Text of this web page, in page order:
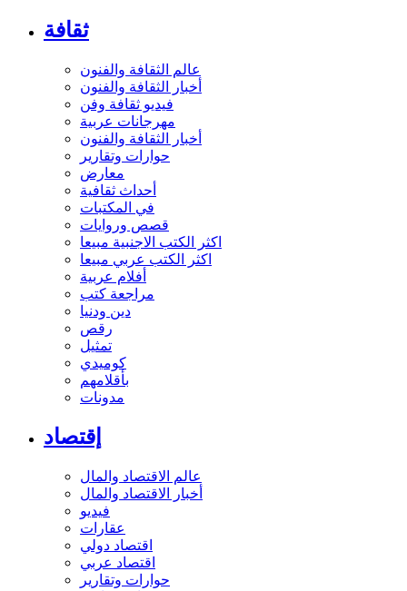
ثقافة
عالم الثقافة والفنون
أخبار الثقافة والفنون
فيديو ثقافة وفن
مهرجانات عربية
أخبار الثقافة والفنون
حوارات وتقارير
معارض
أحداث ثقافية
في المكتبات
قصص وروايات
اكثر الكتب الاجنبية مبيعا
اكثر الكتب عربي مبيعا
أفلام عربية
مراجعة كتب
دين ودنيا
رقص
تمثيل
كوميدي
بأقلامهم
مدونات
إقتصاد
عالم الاقتصاد والمال
أخبار الاقتصاد والمال
فيديو
عقارات
اقتصاد دولي
اقتصاد عربي
حوارات وتقارير